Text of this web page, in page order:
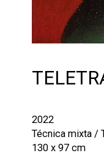
2022
Técnica mixta /
130 x 97 cm